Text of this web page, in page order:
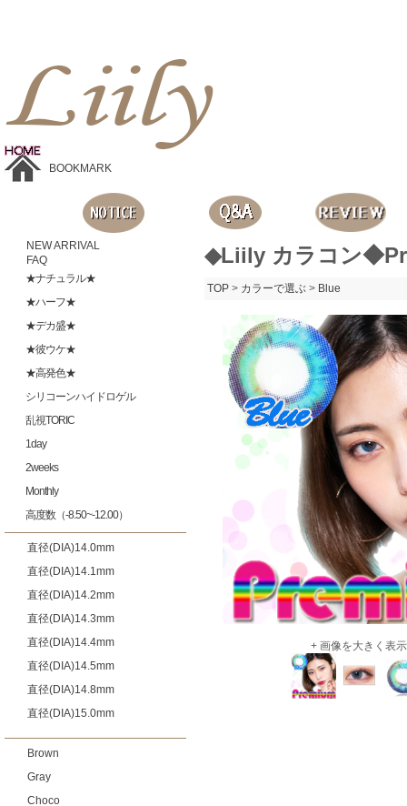
BOOKMARK
NEW ARRIVAL
FAQ
★ナチュラル★
★ハーフ★
★デカ盛★
★彼ウケ★
★高発色★
シリコーンハイドロゲル
乱視TORIC
1day
2weeks
Monthly
高度数（-8.50~-12.00）
直径(DIA)14.0mm
直径(DIA)14.1mm
直径(DIA)14.2mm
直径(DIA)14.3mm
直径(DIA)14.4mm
直径(DIA)14.5mm
直径(DIA)14.8mm
直径(DIA)15.0mm
Brown
Gray
Choco
◆Liily カラコン
TOP > カラーで選ぶ > Blue
+ 画像を大きく表示